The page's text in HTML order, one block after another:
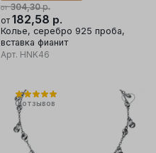
от 304,30р.
от 182,58 р.
Колье, серебро 925 проба,
вставка фианит
Арт. HNK46
0 отзывов